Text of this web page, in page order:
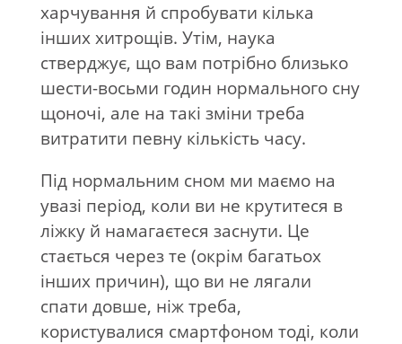
харчування й спробувати кілька
інших хитрощів. Утім, наука
стверджує, що вам потрібно близько
шести-восьми годин нормального сну
щоночі, але на такі зміни треба
витратити певну кількість часу.
Під нормальним сном ми маємо на
увазі період, коли ви не крутитеся в
ліжку й намагаєтеся заснути. Це
стається через те (окрім багатьох
інших причин), що ви не лягали
спати довше, ніж треба,
користувалися смартфоном тоді, коли